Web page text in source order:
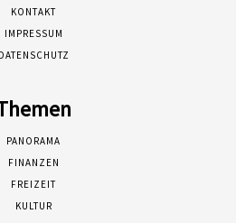
KONTAKT
IMPRESSUM
DATENSCHUTZ
PANORAMA
FINANZEN
FREIZEIT
KULTUR